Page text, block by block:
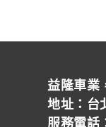
益隆車業
地址：台
服務電話